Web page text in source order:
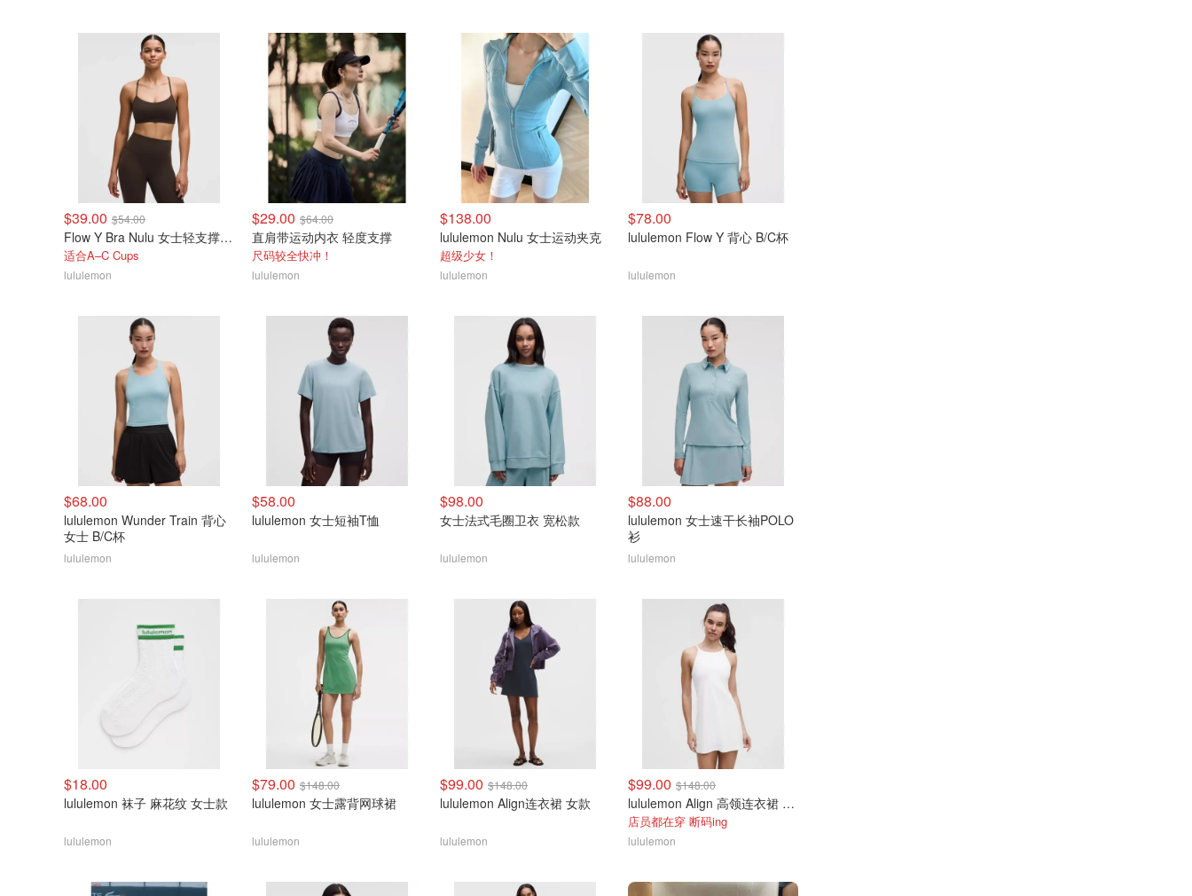
$39.00 $54.00
Flow Y Bra Nulu 女士轻支撑文胸
适合A–C Cups
lululemon
$29.00 $64.00
直肩带运动内衣 轻度支撑
尺码较全快冲！
lululemon
$138.00
lululemon Nulu 女士运动夹克
超级少女！
lululemon
$78.00
lululemon Flow Y 背心 B/C杯
lululemon
$68.00
lululemon Wunder Train 背心
女士 B/C杯
lululemon
$58.00
lululemon 女士短袖T恤
lululemon
$98.00
女士法式毛圈卫衣 宽松款
lululemon
$88.00
lululemon 女士速干长袖POLO
衫
lululemon
$18.00
lululemon 袜子 麻花纹 女士款
lululemon
$79.00 $148.00
lululemon 女士露背网球裙
lululemon
$99.00 $148.00
lululemon Align连衣裙 女款
lululemon
$99.00 $148.00
lululemon Align 高领连衣裙 A/B杯
店员都在穿 断码ing
lululemon